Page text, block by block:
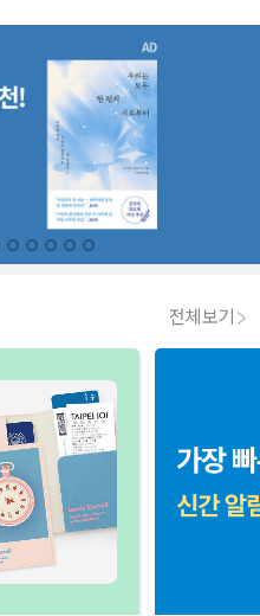
전체보기